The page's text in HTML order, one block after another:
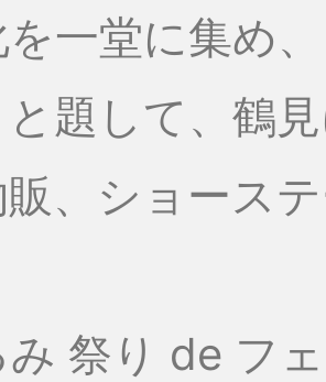
一堂に集め
題して、鶴
、ショース
み 祭り de フ